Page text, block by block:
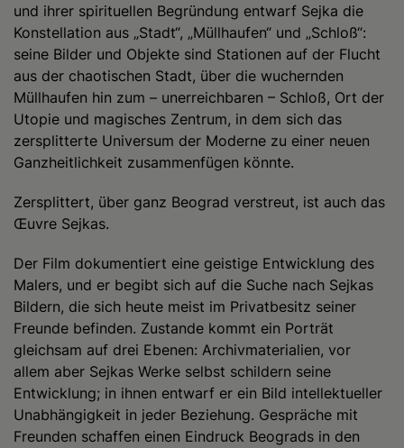
und ihrer spirituellen Begründung entwarf Sejka die
Konstellation aus „Stadt“, „Müllhaufen“ und „Schloß“:
seine Bilder und Objekte sind Stationen auf der Flucht
aus der chaotischen Stadt, über die wuchernden
Müllhaufen hin zum – unerreichbaren – Schloß, Ort der
Utopie und magisches Zentrum, in dem sich das
zersplitterte Universum der Moderne zu einer neuen
Ganzheitlichkeit zusammenfügen könnte.
Zersplittert, über ganz Beograd verstreut, ist auch das
Œuvre Sejkas.
Der Film dokumentiert eine geistige Entwicklung des
Malers, und er begibt sich auf die Suche nach Sejkas
Bildern, die sich heute meist im Privatbesitz seiner
Freunde befinden. Zustande kommt ein Porträt
gleichsam auf drei Ebenen: Archivmaterialien, vor
allem aber Sejkas Werke selbst schildern seine
Entwicklung; in ihnen entwarf er ein Bild intellektueller
Unabhängigkeit in jeder Beziehung. Gespräche mit
Freunden schaffen einen Eindruck Beograds in den